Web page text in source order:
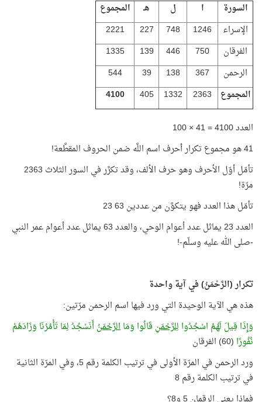
السورة
ا ل هـ
المجموع
الإسراء
1246
748
227
2221
الفرقان
750
446
139
1335
الرحمن
367
138
39
544
المجموع
2363
1332
405
4100
العدد 4100 = 41 × 100
41 هو مجموع تكرار أحرف اسم اللَّه ضمن الحروف المقطَّعة!
تأمّل أوّل الأحرف وهو حرف الألف، وقد تكرَّر في السور الثلاث 2363
مرّة!
تأمّل هذا العدد فهو يتكوَّن من عددين 63 23
العدد 23 يماثل عدد أعوام الوحي، والعدد 63 يماثل عدد أعوام عمر النبي
-صلى الله عليه وسلّم-!
تكرار (الرَّحْمَنُ) في آية واحدة
هذه هي الآية الوحيدة التي ورد فيها اسم الرحمن مرّتين:
وَإِذَا قِيلَ لَهُمُ اسْجُدُوالِلرَّحْمَنِ قَالُوا وَمَاالرَّحْمَنُأَنَسْجُدُ لِمَا تَأْمُرُنَا وَزَادَهُمْ
نُفُورًا (60) الفرقان
ورد الرحمن في المرّة الأولى في ترتيب الكلمة رقم 5، وفي المرّة الثانية
في ترتيب الكلمة رقم 8